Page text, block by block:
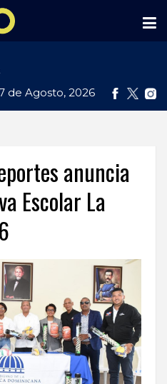
de Agosto, 2026
anuncia
Escolar La